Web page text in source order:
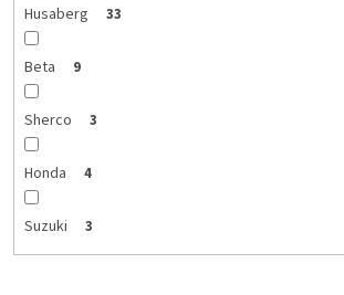
Husaberg 33
Beta 9
Sherco 3
Honda 4
Suzuki 3